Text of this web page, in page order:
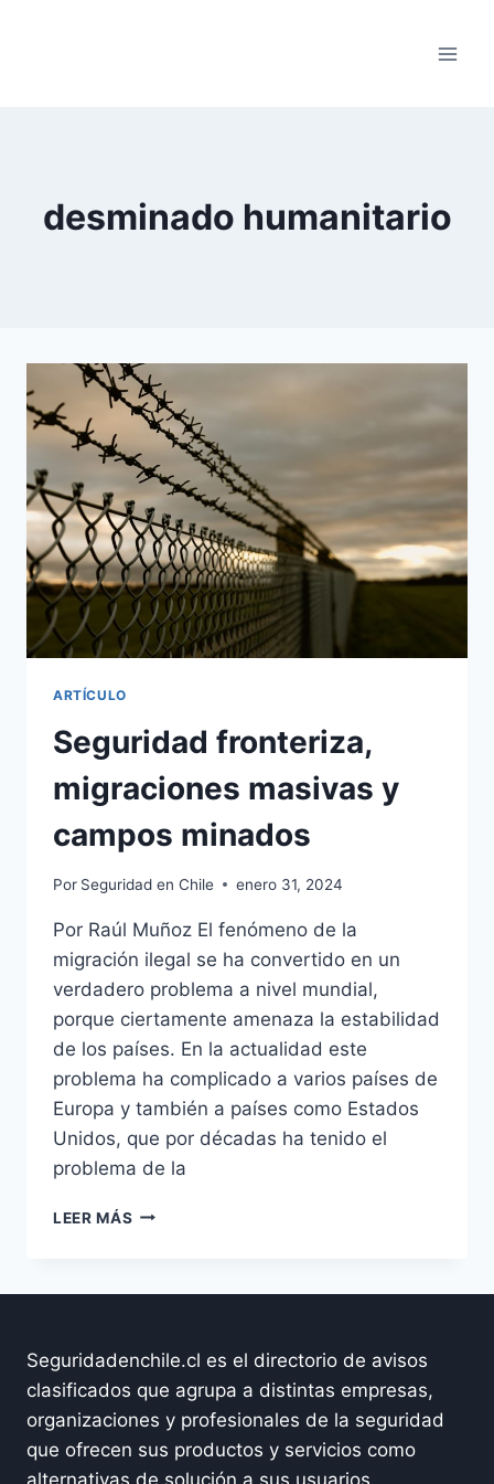
desminado humanitario
ARTÍCULO
Seguridad fronteriza,
migraciones masivas y
campos minados
Por Seguridad en Chile enero 31, 2024
Por Raúl Muñoz El fenómeno de la
migración ilegal se ha convertido en un
verdadero problema a nivel mundial,
porque ciertamente amenaza la estabilidad
de los países. En la actualidad este
problema ha complicado a varios países de
Europa y también a países como Estados
Unidos, que por décadas ha tenido el
problema de la
LEER MÁS SEGURIDAD
MINADOS
Seguridadenchile.cl es el directorio de avisos
clasificados que agrupa a distintas empresas,
organizaciones y profesionales de la seguridad
que ofrecen sus productos y servicios como
alternativas de solución a sus usuarios.